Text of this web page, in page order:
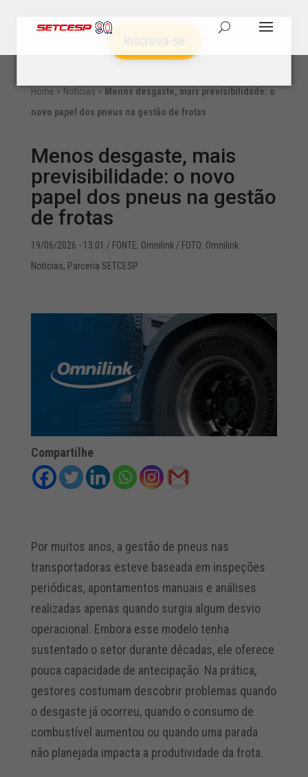
Home > Notícias > Menos desgaste, mais previsibilidade: o
novo papel dos pneus na gestão de frotas
Menos desgaste, mais
previsibilidade: o novo
papel dos pneus na gestão
de frotas
19/06/2026 - 13:01 / FONTE: Omnilink / FOTO: Omnilink
Notícias, Parceria SETCESP
Compartilhe
Por muitos anos, a gestão de pneus nas
transportadoras esteve baseada em inspeções
periódicas, apontamentos manuais e análises
realizadas apenas quando surgia algum desvio
operacional. Embora esse modelo tenha
sustentado o setor durante décadas, ele oferece
pouca capacidade de antecipação. Na prática,
gestores costumam descobrir problemas quando
o desgaste já ocorreu, quando o consumo de
combustível aumentou ou quando uma parada
não planejada impacta a produtividade da frota.